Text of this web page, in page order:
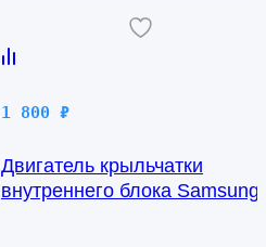
1 800 ₽
Двигатель крыльчатки
внутреннего блока Samsung